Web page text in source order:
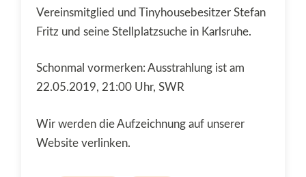
Vereinsmitglied und Tinyhousebesitzer Stefan
Fritz und seine Stellplatzsuche in Karlsruhe.
Schonmal vormerken: Ausstrahlung ist am
22.05.2019, 21:00 Uhr, SWR
Wir werden die Aufzeichnung auf unserer
Website verlinken.